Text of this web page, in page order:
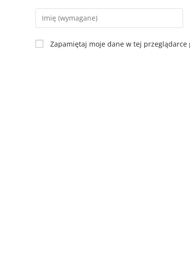
Zapamiętaj moje dane w tej